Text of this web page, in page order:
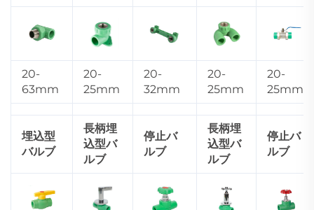
20-
63mm
20-
25mm
20-
32mm
20-
25mm
20-
25mm
埋込型
バルブ
長柄埋
込型バ
ルブ
停止バ
ルブ
長柄埋
込型バ
ルブ
停止バ
ルブ